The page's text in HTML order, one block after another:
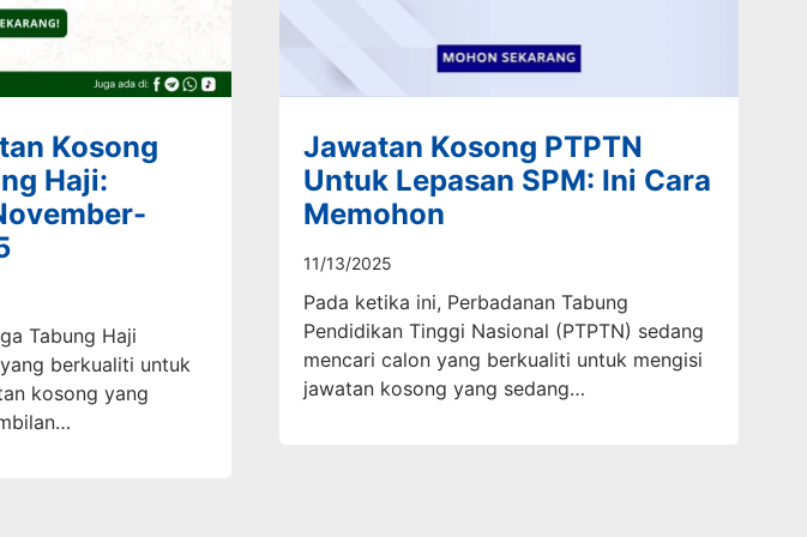
Kosong
Haji:
Tabung Haji
berkualiti untuk
kosong yang
Jawatan Kosong PTPTN
Untuk Lepasan SPM: Ini Cara
Memohon
11/13/2025
Pada ketika ini, Perbadanan Tabung
Pendidikan Tinggi Nasional (PTPTN) sedang
mencari calon yang berkualiti untuk mengisi
jawatan kosong yang sedang…